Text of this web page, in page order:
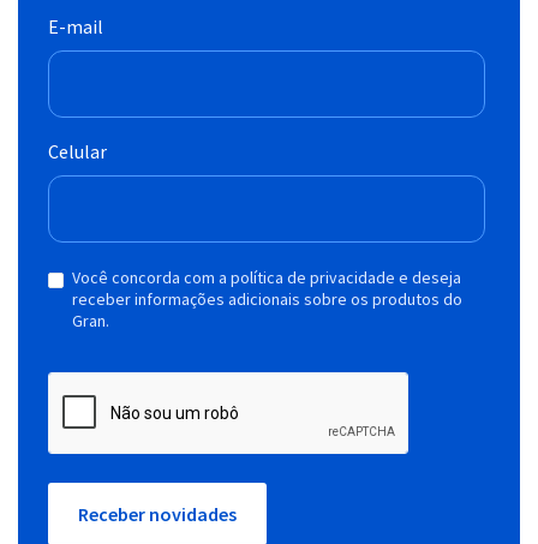
E-mail
Celular
Você concorda com a política de privacidade e deseja
receber informações adicionais sobre os produtos do
Gran.
Receber novidades